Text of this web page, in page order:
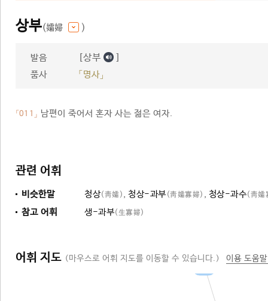
상부(孀婦 )
발음 [상부 ]
품사 「명사」
「011」 남편이 죽어서 혼자 사는 젊은 여자.
관련 어휘
비슷한말 청상(靑孀) , 청상-과부 (靑孀寡婦) , 청상-과수(靑孀
참고 어휘 생-과부(生寡婦)
어휘 지도 (마우스로 어휘 지도를 이동할 수 있습니다.) 이용 도움